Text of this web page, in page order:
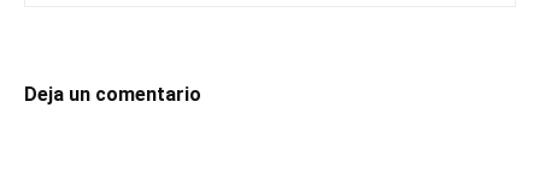
Deja un comentario